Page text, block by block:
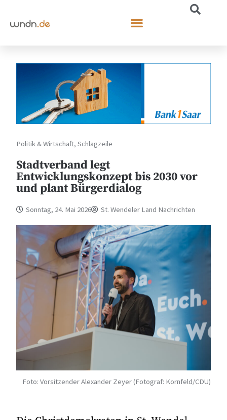
Politik & Wirtschaft,Schlagzeile
Stadtverband legt
Entwicklungskonzept bis 2030 vor
und plant Bürgerdialog
Sonntag, 24. Mai 2026 St. Wendeler Land Nachrichten
Foto: Vorsitzender Alexander Zeyer (Fotograf: Kornfeld/CDU)